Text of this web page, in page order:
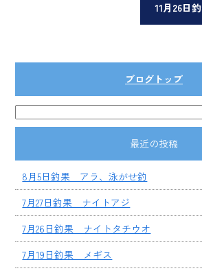
11月26日
ブログトップ
最近の投稿
8月5日釣果 アラ、泳がせ釣
7月27日釣果 ナイトアジ
7月26日釣果 ナイトタチウオ
7月19日釣果 メギス